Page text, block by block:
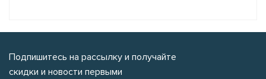
Подпишитесь на рассылку и получайте
скидки и новости первыми